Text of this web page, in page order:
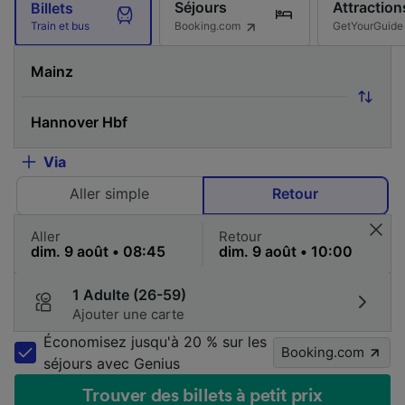
Billets
Train et bus
Séjours
Booking.com GetYourGuide
Via
Aller simple
Retour
Aller Retour
1 Adulte (26-59)
Ajouter une carte
Économisez jusqu'à 20 % sur les
séjours avec Genius
Booking.com
Trouver des billets à petit prix